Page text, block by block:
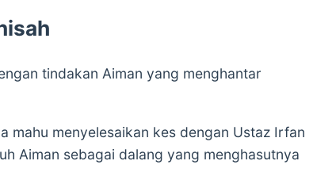
tindakan Aiman yang menghantar
mahu menyelesaikan kes dengan Ustaz Irfan
Aiman sebagai dalang yang menghasutnya